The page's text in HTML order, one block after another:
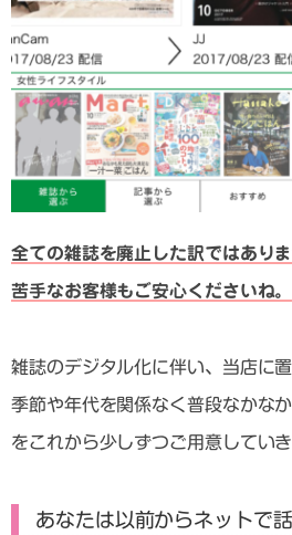
全ての雑誌を廃止した訳ではあり
苦手なお客様もご安心くださいね。
雑誌のデジタル化に伴い、当店に
季節や年代を関係なく普段なかな
をこれから少しずつご用意してい
あなたは以前からネットで